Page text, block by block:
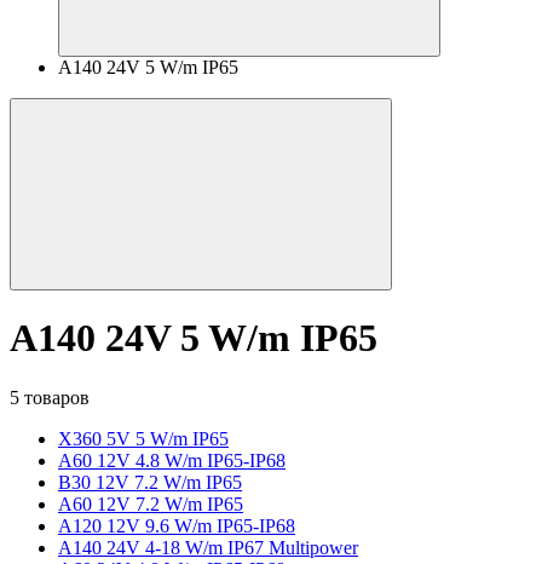
A140 24V 5 W/m IP65
A140 24V 5 W/m IP65
5 товаров
X360 5V 5 W/m IP65
A60 12V 4.8 W/m IP65-IP68
B30 12V 7.2 W/m IP65
A60 12V 7.2 W/m IP65
A120 12V 9.6 W/m IP65-IP68
A140 24V 4-18 W/m IP67 Multipower